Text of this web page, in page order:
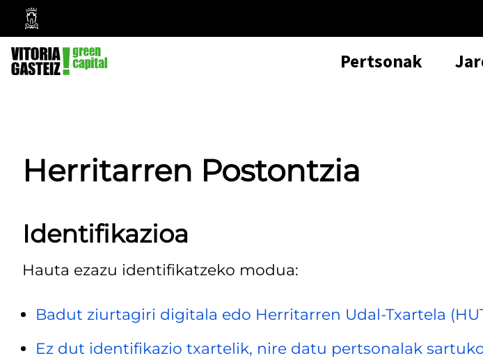
Vitoria-
Gasteizko
Udala
Pertsonak
Herritarren Postontzia
Identifikazioa
Hauta ezazu identifikatzeko modua:
Badut ziurtagiri digitala edo Herritarren Udal-Txartela
Ez dut identifikazio txartelik, nire datu pertsonalak